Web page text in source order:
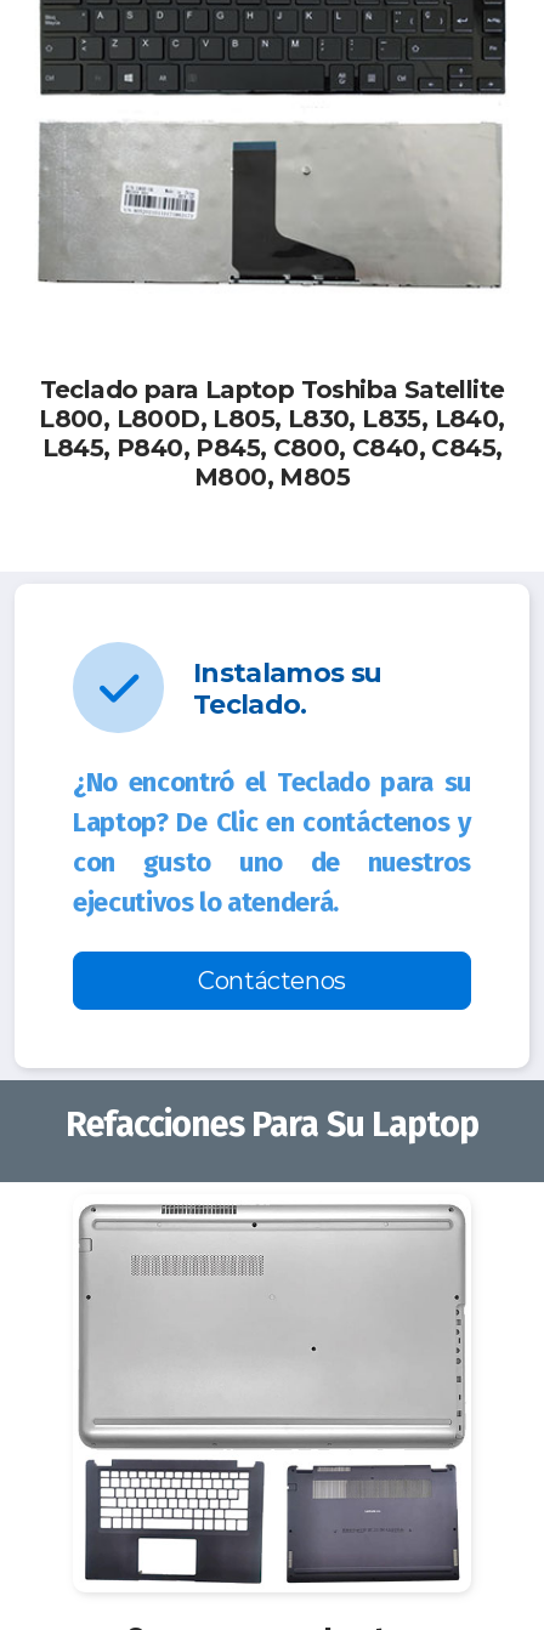
Teclado para Laptop Toshiba Satellite
L800, L800D, L805, L830, L835, L840,
L845, P840, P845, C800, C840, C845,
M800, M805
Instalamos su
Teclado.
¿No encontró el Teclado para su
Laptop? De Clic en contáctenos y
con gusto uno de nuestros
ejecutivos lo atenderá.
Contáctenos
Refacciones Para Su Laptop